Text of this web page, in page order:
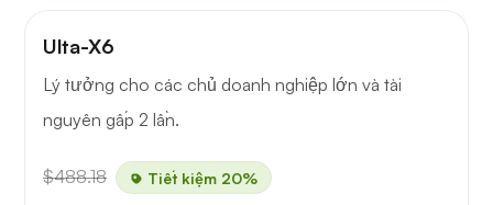
Ulta-X6
Lý tưởng cho các chủ doanh nghiệp lớn và tài
nguyên gấp 2 lần.
$488.18 Tiết kiệm 20%